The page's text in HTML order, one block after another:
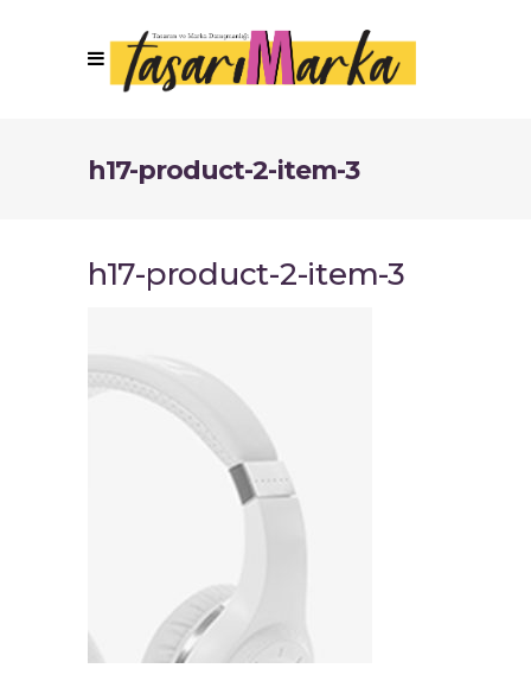
h17-product-2-item-3
h17-product-2-item-3